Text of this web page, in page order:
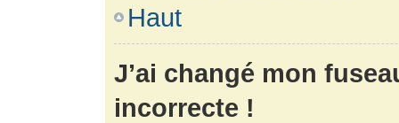
Haut
J’ai changé mon
incorrecte !